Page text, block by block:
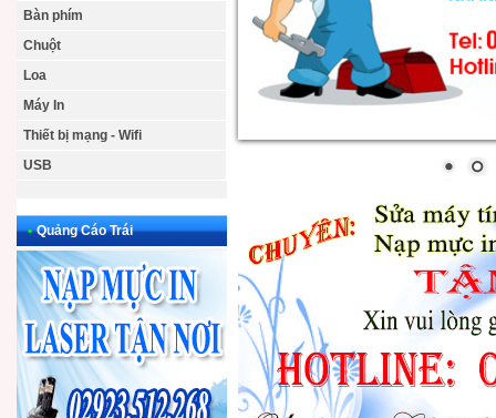
Bàn phím
Chuột
Loa
Máy In
Thiết bị mạng - Wifi
USB
• Quảng Cáo Trái